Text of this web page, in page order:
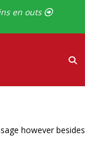
en outs 
however besides